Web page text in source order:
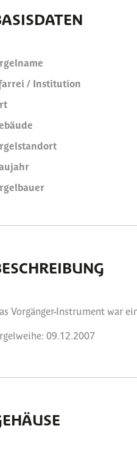
/ Institution
Vorgänger-Instrument war
09.12.2007